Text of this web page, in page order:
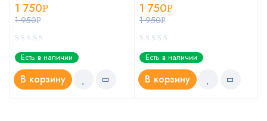
1 950Р
1 750Р
Есть в наличии
В корзину
1 950Р
1 750Р
Есть в наличии
В корзину